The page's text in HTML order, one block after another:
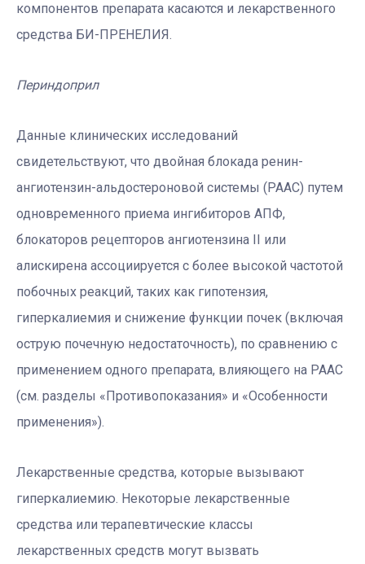
компонентов препарата касаются и лекарственного
средства БИ-ПРЕНЕЛИЯ.
Периндоприл
Данные клинических исследований
свидетельствуют, что двойная блокада ренин-
ангиотензин-альдостероновой системы (РААС) путем
одновременного приема ингибиторов АПФ,
блокаторов рецепторов ангиотензина II или
алискирена ассоциируется с более высокой частотой
побочных реакций, таких как гипотензия,
гиперкалиемия и снижение функции почек (включая
острую почечную недостаточность), по сравнению с
применением одного препарата, влияющего на РААС
(см. разделы «Противопоказания» и «Особенности
применения»).
Лекарственные средства, которые вызывают
гиперкалиемию. Некоторые лекарственные
средства или терапевтические классы
лекарственных средств могут вызвать